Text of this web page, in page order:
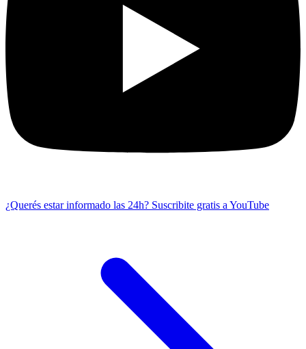
¿Querés estar informado las 24h? Suscribite gratis a YouTube